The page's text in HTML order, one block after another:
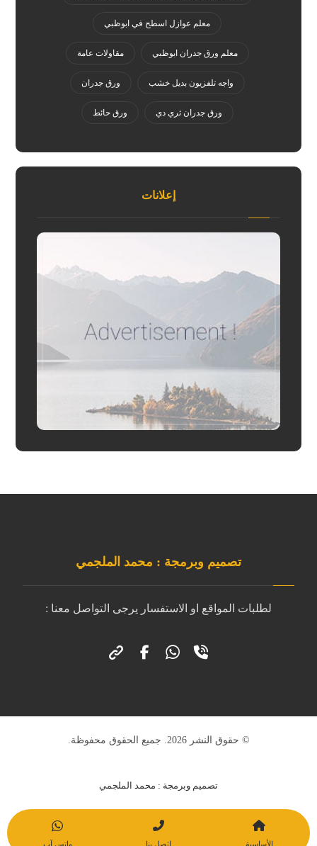
معلم عوازل اسطح في ابوظبي
معلم ورق جدران ابوظبي مقاولات عامة
واجه تلفزيون بديل خشب ورق جدران
ورق جدران ثري دي ورق حائط
إعلانات
تصميم وبرمجة : محمد الملجمي
لطلبات المواقع او الاستفسار يرجى التواصل معنا :
© حقوق النشر 2026. جميع الحقوق محفوظة.
تصميم وبرمجة : محمد الملجمي
الأساسية اتصل بنا واتس آب